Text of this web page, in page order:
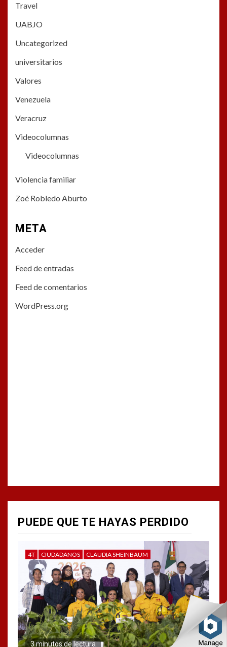
Travel
UABJO
Uncategorized
universitarios
Valores
Venezuela
Veracruz
Videocolumnas
Videocolumnas
Violencia familiar
Zoé Robledo Aburto
META
Acceder
Feed de entradas
Feed de comentarios
WordPress.org
PUEDE QUE TE HAYAS PERDIDO
4T CIUDADANOS CLAUDIA SHEINBAUM
3 minutos de lectura